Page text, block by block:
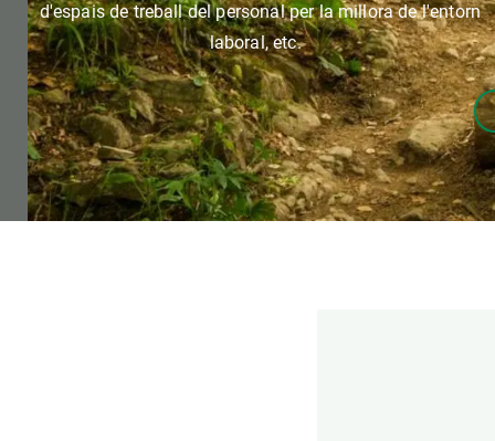
d'espais de treball del personal per la millora de l'entorn
laboral, etc.